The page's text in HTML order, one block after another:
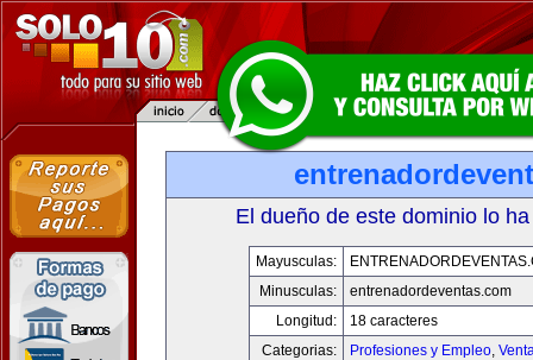
El dueño de este dominio lo
Mayusculas:
Minusculas:
entrenadordeventas.com
Longitud:
18 caracteres
Categorias:
Profesiones y Empleo,